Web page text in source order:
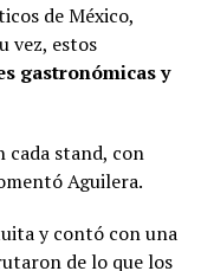
de México,
vez, estos
gastronómicas y
cada stand, con
Aguilera.
y contó con una
de lo que los